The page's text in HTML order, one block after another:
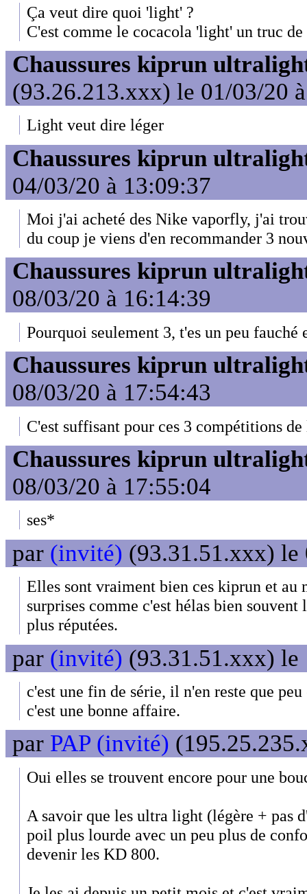
Ça veut dire quoi 'light' ?
C'est comme le cocacola 'light' un truc de
Chaussures kiprun
(93.26.213.xxx) le 01/03/20
Light veut dire léger
Chaussures kiprun
04/03/20 à 13:09:37
Moi j'ai acheté des Nike vaporfly, j'ai
du coup je viens d'en recommander 3
Chaussures kiprun
08/03/20 à 16:14:39
Pourquoi seulement 3, t'es un peu fauché
Chaussures kiprun
08/03/20 à 17:54:43
C'est suffisant pour ces 3 compétitions de
Chaussures kiprun
08/03/20 à 17:55:04
ses*
par (invité) (93.31.51.xxx) le
Elles sont vraiment bien ces kiprun et au
surprises comme c'est hélas bien souvent
plus réputées.
par (invité) (93.31.51.xxx) le
c'est une fin de série, il n'en reste que
c'est une bonne affaire.
par PAP (invité)
Oui elles se trouvent encore pour une
A savoir que les ultra light (légère + pas
poil plus lourde avec un peu plus de
devenir les KD 800.